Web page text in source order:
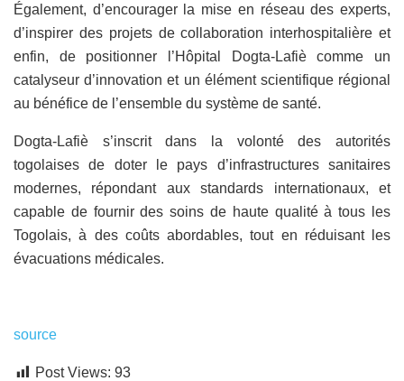
Également, d’encourager la mise en réseau des experts,
d’inspirer des projets de collaboration interhospitalière et
enfin, de positionner l’Hôpital Dogta-Lafiè comme un
catalyseur d’innovation et un élément scientifique régional
au bénéfice de l’ensemble du système de santé.
Dogta-Lafiè s’inscrit dans la volonté des autorités
togolaises de doter le pays d’infrastructures sanitaires
modernes, répondant aux standards internationaux, et
capable de fournir des soins de haute qualité à tous les
Togolais, à des coûts abordables, tout en réduisant les
évacuations médicales.
source
Post Views: 93